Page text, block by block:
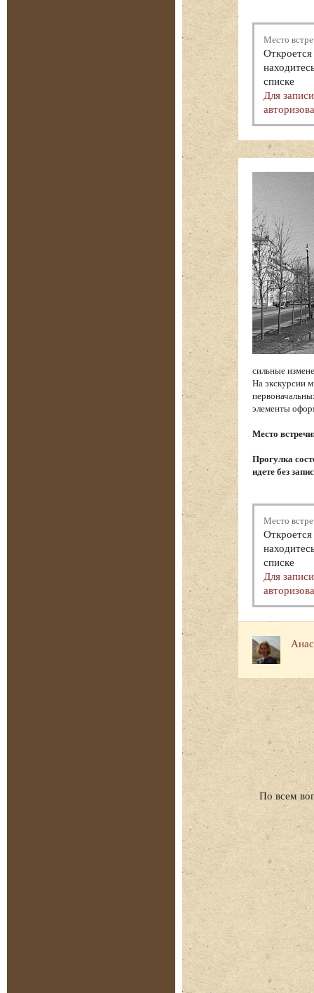
Место
списке
Для
сильные
На экскурсии
элементы
Место
Прогулка
идете без
Место
списке
Для
По всем